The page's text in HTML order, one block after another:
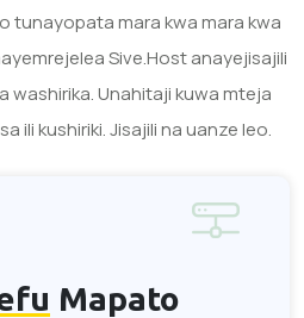
tunayopata mara kwa mara kwa
Sive.Host anayejisajili
washirika. Unahitaji kuwa mteja
ili kushiriki. Jisajili na uanze leo.
Mapato